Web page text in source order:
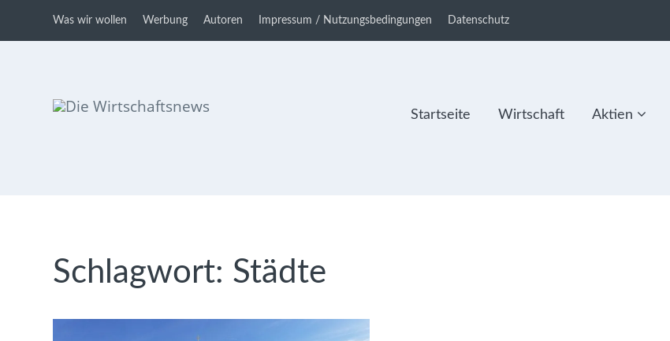
Was wir wollen Werbung Autoren Impressum / Nutzungsbedingungen Datenschutz
Startseite Wirtschaft Aktien
Schlagwort: Städte